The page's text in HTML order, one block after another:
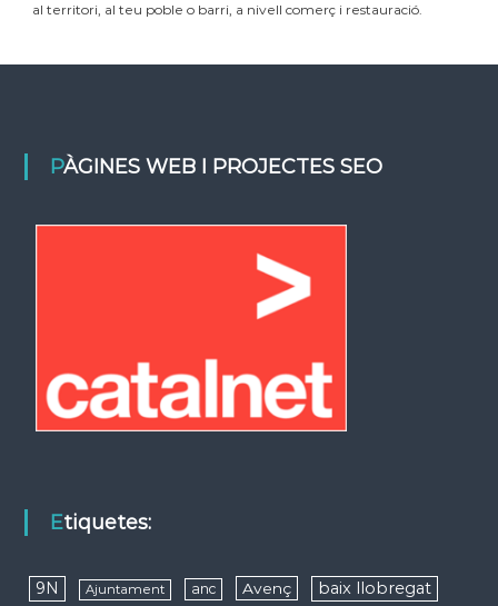
al territori, al teu poble o barri, a nivell comerç i restauració.
PÀGINES WEB I PROJECTES SEO
Etiquetes:
9N Ajuntament anc Avenç baix llobregat